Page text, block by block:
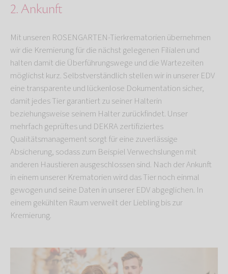
2. Ankunft
Mit unseren ROSENGARTEN-Tierkrematorien übernehmen
wir die Kremierung für die nächst gelegenen Filialen und
halten damit die Überführungswege und die Wartezeiten
möglichst kurz. Selbstverständlich stellen wir in unserer EDV
eine transparente und lückenlose Dokumentation sicher,
damit jedes Tier garantiert zu seiner Halterin
beziehungsweise seinem Halter zurückfindet. Unser
mehrfach geprüftes und DEKRA zertifiziertes
Qualitätsmanagement sorgt für eine zuverlässige
Absicherung, sodass zum Beispiel Verwechslungen mit
anderen Haustieren ausgeschlossen sind. Nach der Ankunft
in einem unserer Krematorien wird das Tier noch einmal
gewogen und seine Daten in unserer EDV abgeglichen. In
einem gekühlten Raum verweilt der Liebling bis zur
Kremierung.